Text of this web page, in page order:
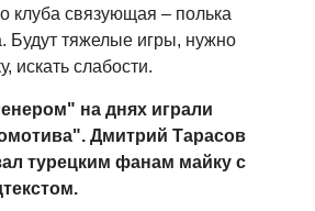
клуба связующая – полька
Будут тяжелые игры, нужно
искать слабости.
на днях играли
Дмитрий Тарасов
турецким фанам майку с